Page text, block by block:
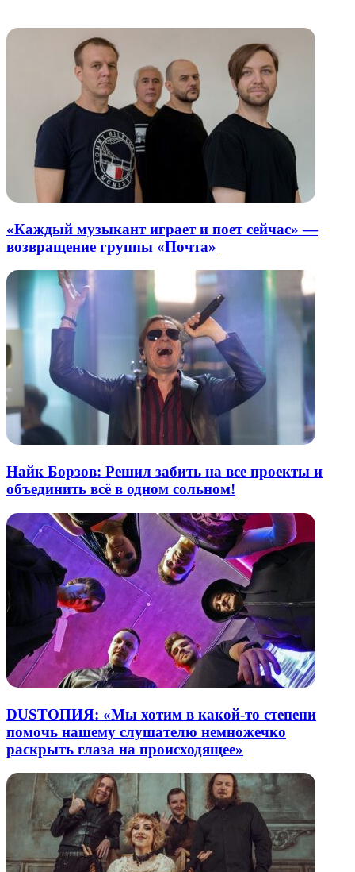
«Каждый музыкант играет и поет сейчас» —
возвращение группы «Почта»
Найк Борзов: Решил забить на все проекты и
объединить всё в одном сольном!
DUSTОПИЯ: «Мы хотим в какой-то степени
помочь нашему слушателю немножечко
раскрыть глаза на происходящее»